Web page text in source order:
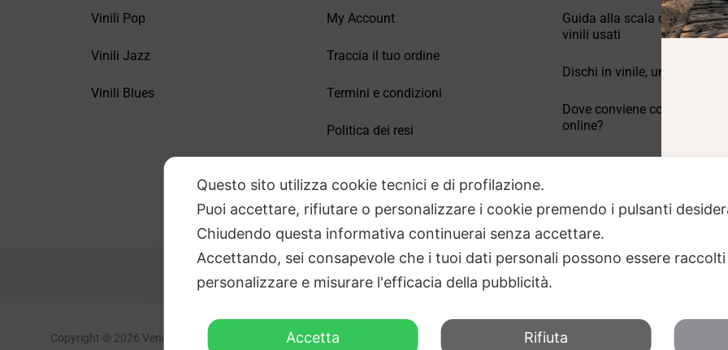
Vinili Pop
Vinili Jazz
Vinili Blues
My Account
Traccia il tuo ordine
Termini e condizioni
Politica dei resi
Guida alla scala di
vinili usati
Dischi in vinile, un po’ di
Dove conviene comprare
online?
Copyright © 2026 Vendita Vinili Usati | P.IVA 12240940960
Questo sito utilizza cookie tecnici e di profilazione.
Puoi accettare, rifiutare o personalizzare i cookie premendo i pulsanti
Chiudendo questa informativa continuerai senza accettare.
Accettando, sei consapevole che i tuoi dati personali possono essere
personalizzare e misurare l'efficacia della pubblicità.
Accetta Rifiuta